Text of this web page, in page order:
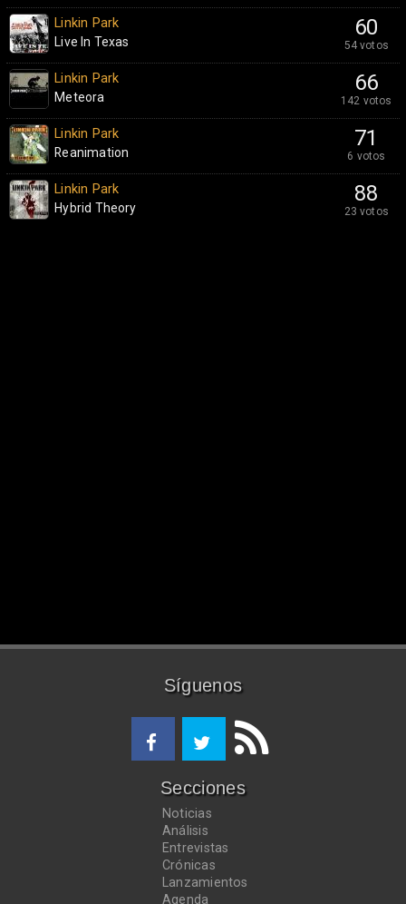
60
54 votos
Linkin Park
Live In Texas
66
142 votos
Linkin Park
Meteora
71
6 votos
Linkin Park
Reanimation
88
23 votos
Linkin Park
Hybrid Theory
Síguenos
Secciones
Noticias
Análisis
Entrevistas
Crónicas
Lanzamientos
Agenda